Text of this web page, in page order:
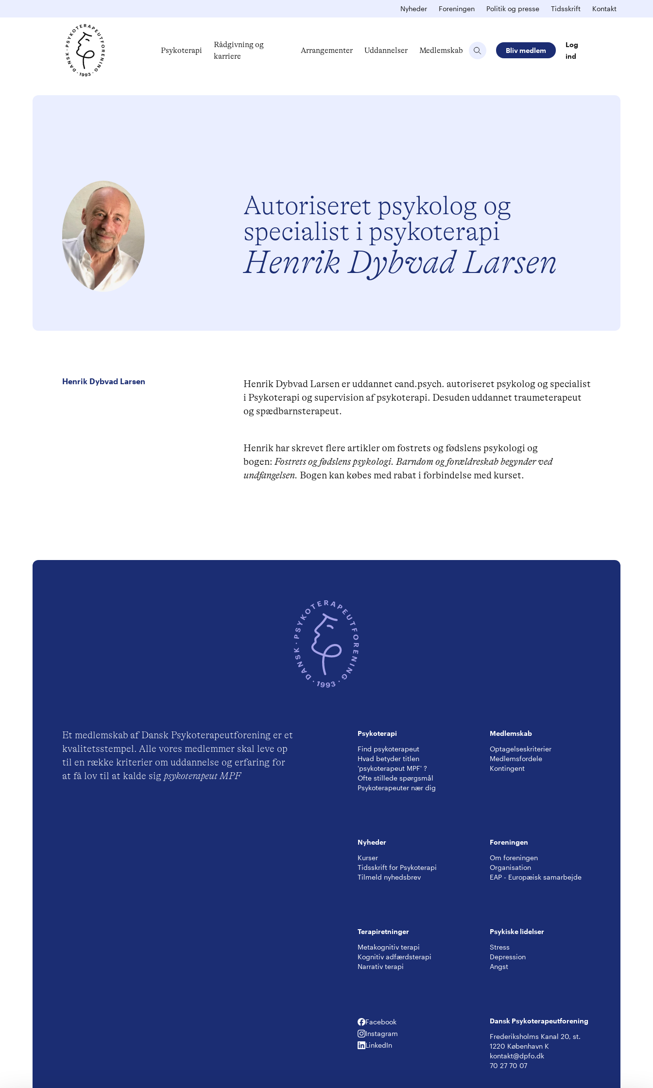
Nyheder Foreningen Politik og presse Tidsskrift Kontakt
Psykoterapi
Rådgivning og
karriere
Arrangementer Uddannelser Medlemskab Bliv medlem
Log
ind
Autoriseret psykolog og
specialist i psykoterapi
Henrik Dybvad Larsen
Henrik Dybvad Larsen
Henrik Dybvad Larsen er uddannet cand.psych. autoriseret psykolog og specialist
i Psykoterapi og supervision af psykoterapi. Desuden uddannet traumeterapeut
og spædbarnsterapeut.
Henrik har skrevet flere artikler om fostrets og fødslens psykologi og
bogen:Fostrets og fødslens psykologi. Barndom og forældreskab begynder ved
undfangelsen. Bogen kan købes med rabat i forbindelse med kurset.
Et medlemskab af Dansk Psykoterapeutforening er et
kvalitetsstempel. Alle vores medlemmer skal leve op
til en række kriterier om uddannelse og erfaring for
at få lov til at kalde sig psykoterapeut MPF
Psykoterapi
Find psykoterapeut
Hvad betyder titlen
'psykoterapeut MPF' ?
Ofte stillede spørgsmål
Psykoterapeuter nær dig
Medlemskab
Optagelseskriterier
Medlemsfordele
Kontingent
Nyheder
Kurser
Tidsskrift for Psykoterapi
Tilmeld nyhedsbrev
Foreningen
Om foreningen
Organisation
EAP - Europæisk samarbejde
Terapiretninger
Metakognitiv terapi
Kognitiv adfærdsterapi
Narrativ terapi
Psykiske lidelser
Stress
Depression
Angst
Facebook
Facebook
Instagram
Instagram
LinkedIn
LinkedIn
Dansk Psykoterapeutforening
Frederiksholms Kanal 20, st.
1220 København K
kontakt@dpfo.dk
70 27 70 07